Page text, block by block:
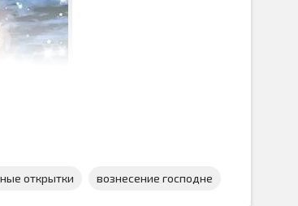
открытки вознесение господне